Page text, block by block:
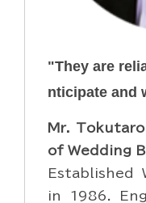
"They are
nticipate and
Mr.
of Wedding
Established
in 1986.